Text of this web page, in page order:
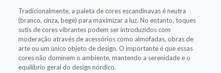
Tradicionalmente, a paleta de cores escandinavas é neutra
(branco, cinza, bege) para maximizar a luz. No entanto, toques
sutis de cores vibrantes podem ser introduzidos com
moderação através de acessórios como almofadas, obras de
arte ou um único objeto de design. O importante é que essas
cores não dominem o ambiente, mantendo a serenidade e o
equilíbrio geral do design nórdico.